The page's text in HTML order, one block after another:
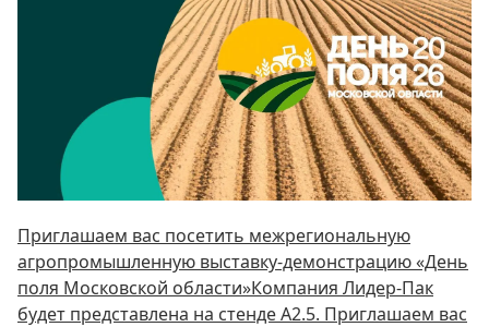
Приглашаем вас посетить межрегиональную
агропромышленную выставку-демонстрацию «День
поля Московской области»Компания Лидер-Пак
будет представлена на стенде А2.5. Приглашаем вас